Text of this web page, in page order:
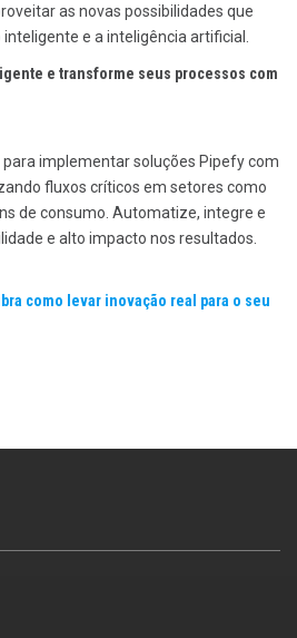
as novas possibilidades que
e a inteligência artificial.
e transforme seus processos com
para implementar soluções Pipefy com
fluxos críticos em setores como
de consumo. Automatize, integre e
e alto impacto nos resultados.
como levar inovação real para o seu